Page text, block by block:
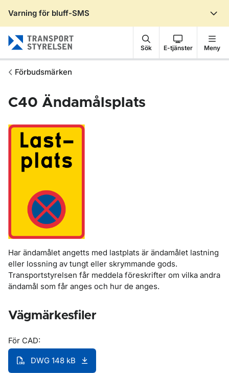
Varning för bluff-SMS
Sök E-tjänster Meny
Förbudsmärken
C40 Ändamålsplats
Har ändamålet angetts med lastplats är ändamålet lastning
eller lossning av tungt eller skrymmande gods.
Transportstyrelsen får meddela föreskrifter om vilka andra
ändamål som får anges och hur de anges.
Vägmärkesfiler
För CAD:
DWG 148 kB